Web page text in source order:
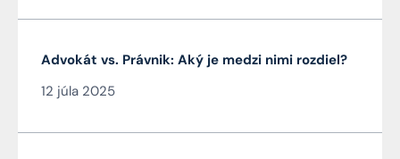
Advokát vs. Právnik: Aký je medzi nimi rozdiel?
12 júla 2025